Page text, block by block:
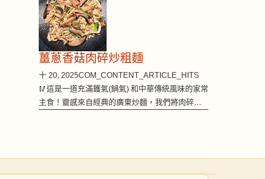
薑蔥香菇肉碎炒粗麵
十 20, 2025COM_CONTENT_ARTICLE_HITS
🥢這是一道充滿鑊氣(鍋氣) 和中華傳統風味的家常
主食！靈感來自經典的廣東炒麵，我們將肉碎…